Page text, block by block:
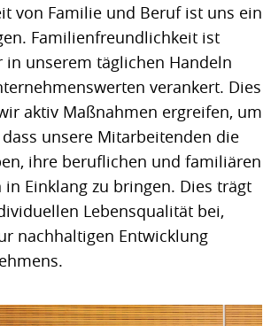
von Familie und Beruf ist uns ein
Familienfreundlichkeit ist
in unserem täglichen Handeln
verankert. Dies
aktiv Maßnahmen ergreifen, um
unsere Mitarbeitenden die
ihre beruflichen und familiären
Einklang zu bringen. Dies trägt
Lebensqualität bei,
nachhaltigen Entwicklung